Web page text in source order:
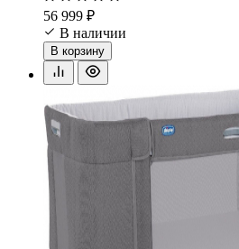
56 999 ₽
В наличии
В корзину